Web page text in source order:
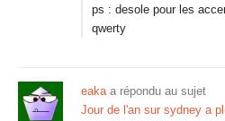
ps : desole pour les
qwerty
eakaa répondu au sujet
Jour de l'an sur sydney a